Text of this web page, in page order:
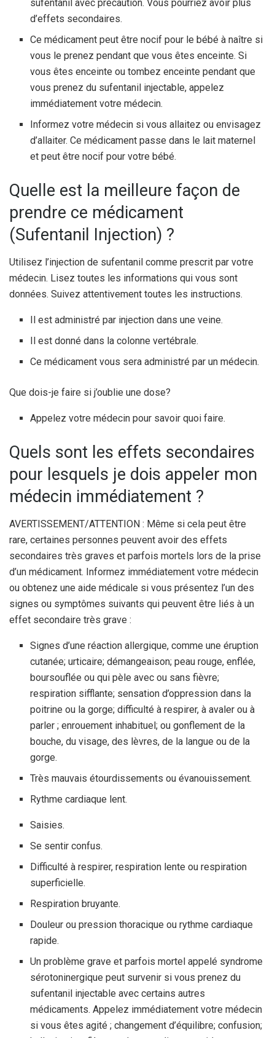
sufentanil avec précaution. Vous pourriez avoir plus
d’effets secondaires.
Ce médicament peut être nocif pour le bébé à naître si
vous le prenez pendant que vous êtes enceinte. Si
vous êtes enceinte ou tombez enceinte pendant que
vous prenez du sufentanil injectable, appelez
immédiatement votre médecin.
Informez votre médecin si vous allaitez ou envisagez
d’allaiter. Ce médicament passe dans le lait maternel
et peut être nocif pour votre bébé.
Quelle est la meilleure façon de
prendre ce médicament
(Sufentanil Injection) ?
Utilisez l’injection de sufentanil comme prescrit par votre
médecin. Lisez toutes les informations qui vous sont
données. Suivez attentivement toutes les instructions.
Il est administré par injection dans une veine.
Il est donné dans la colonne vertébrale.
Ce médicament vous sera administré par un médecin.
Que dois-je faire si j’oublie une dose?
Appelez votre médecin pour savoir quoi faire.
Quels sont les effets secondaires
pour lesquels je dois appeler mon
médecin immédiatement ?
AVERTISSEMENT/ATTENTION : Même si cela peut être
rare, certaines personnes peuvent avoir des effets
secondaires très graves et parfois mortels lors de la prise
d’un médicament. Informez immédiatement votre médecin
ou obtenez une aide médicale si vous présentez l’un des
signes ou symptômes suivants qui peuvent être liés à un
effet secondaire très grave :
Signes d’une réaction allergique, comme une éruption
cutanée; urticaire; démangeaison; peau rouge, enflée,
boursouflée ou qui pèle avec ou sans fièvre;
respiration sifflante; sensation d’oppression dans la
poitrine ou la gorge; difficulté à respirer, à avaler ou à
parler ; enrouement inhabituel; ou gonflement de la
bouche, du visage, des lèvres, de la langue ou de la
gorge.
Très mauvais étourdissements ou évanouissement.
Rythme cardiaque lent.
Saisies.
Se sentir confus.
Difficulté à respirer, respiration lente ou respiration
superficielle.
Respiration bruyante.
Douleur ou pression thoracique ou rythme cardiaque
rapide.
Un problème grave et parfois mortel appelé syndrome
sérotoninergique peut survenir si vous prenez du
sufentanil injectable avec certains autres
médicaments. Appelez immédiatement votre médecin
si vous êtes agité ; changement d’équilibre; confusion;